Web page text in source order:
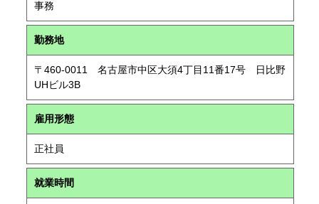
事務
勤務地
〒460-0011 名古屋市中区大須4丁目11番17号 日比野
UHビル3B
雇用形態
正社員
就業時間